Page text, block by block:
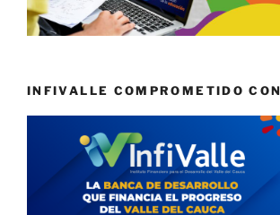
INFIVALLE COMPROMETIDO